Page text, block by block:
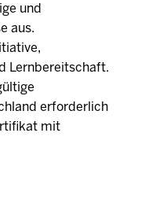
und
aus.
Lernbereitschaft.
erforderlich
mit